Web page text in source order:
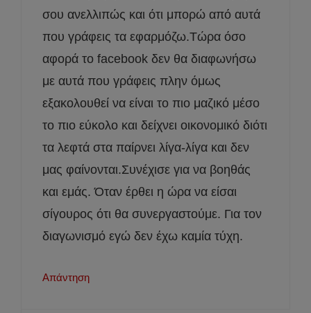
σου ανελλιπώς και ότι μπορώ από αυτά
που γράφεις τα εφαρμόζω.Τώρα όσο
αφορά το facebook δεν θα διαφωνήσω
με αυτά που γράφεις πλην όμως
εξακολουθεί να είναι το πιο μαζικό μέσο
το πιο εύκολο και δείχνει οικονομικό διότι
τα λεφτά στα παίρνει λίγα-λίγα και δεν
μας φαίνονται.Συνέχισε για να βοηθάς
και εμάς. Όταν έρθει η ώρα να είσαι
σίγουρος ότι θα συνεργαστούμε. Για τον
διαγωνισμό εγώ δεν έχω καμία τύχη.
Απάντηση